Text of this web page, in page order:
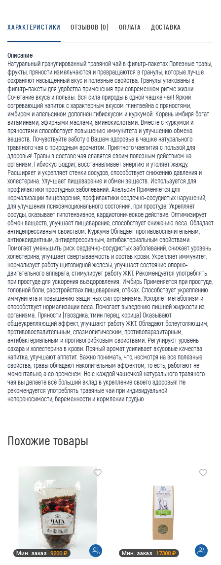
ХАРАКТЕРИСТИКИ ОТЗЫВОВ (0) ОПЛАТА ДОСТАВКА
Описание
Натуральный гранулированный травяной чай в фильтр-пакетах Полезные травы,
фрукты, пряности измельчаются и превращаются в гранулы, которые лучше
сохраняют насыщенный вкус и полезные свойства. Гранулы упакованы в
фильтр-пакеты для удобства применения при современном ритме жизни.
Сочетание вкуса и пользы. Вся сила природы в одной чашке чая! Яркий
согревающий напиток с характерным вкусом глинтвейна с пряностями,
имбирем и апельсином дополнен гибискусом и куркумой. Корень имбиря богат
витаминами, эфирными маслами, аминокислотами. Вместе с куркумой и
пряностями способствует повышению иммунитета и улучшению обмена
веществ. Почувствуйте заботу о Вашем здоровье в чашке натурального
травяного чая с природным ароматом. Приятного чаепития с пользой для
здоровья! Травы в составе чая славятся своим полезным действием на
организм: Гибискус Бодрит, восстанавливает энергию и утоляет жажду.
Расширяет и укрепляет стенки сосудов, способствует снижению давления и
холестерина. Улучшает пищеварение и обмен веществ. Используется для
профилактики простудных заболеваний. Апельсин Применяется для
нормализации пищеварения, профилактики сердечно-сосудистых нарушений,
для улучшения психоэмоционального состояния, при простуде. Укрепляет
сосуды, оказывает гипотензивное, кардиотоническое действие. Оптимизирует
обмен веществ, улучшает пищеварение, способствует снижению веса. Обладает
антидепрессивным свойством. Куркума Обладает противовоспалительным,
антиоксидантным, антидепрессивным, антибактериальным свойствами.
Помогает уменьшить риск сердечно-сосудистых заболеваний, снижает уровень
холестерина, улучшает свертываемость и состав крови. Укрепляет иммунитет,
нормализует работу щитовидной железы, улучшает состояние опорно-
двигательного аппарата, стимулирует работу ЖКТ. Рекомендуется употреблять
при простуде для ускорения выздоровления. Имбирь Применяется при простуде,
головной боли, расстройствах пищеварения, отёках. Способствует укреплению
иммунитета и повышению защитных сил организма. Ускоряет метаболизм и
способствует нормализации веса. Помогает выведению лишней жидкости из
организма. Пряности (гвоздика, тмин перец, корица) Оказывают
общеукрепляющий эффект, улучшают работу ЖКТ. Обладают болеутоляющим,
противовоспалительным, спазмолитическим, противопаразитарным,
антибактериальным и противогрибковым свойствами. Регулируют уровень
сахара и холестерина в крови. Пряный аромат усиливает вкусовые качества
напитка, улучшают аппетит. Важно понимать, что, несмотря на все полезные
свойства, травы обладают накопительным эффектом, то есть, работают не
моментально, а со временем. Но с каждой чашечкой натурального травяного
чая вы делаете всё больший вклад в укрепление своего здоровья! Не
рекомендуется употреблять травяные чаи при индивидуальной
непереносимости, беременности и кормлении грудью.
Похожие товары
Мин. заказ 9200 ₽ Мин. заказ 17300 ₽